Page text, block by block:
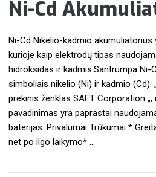
Ni-Cd
Ni-Cd Nikelio-kadmio akumuliatorius
kurioje kaip elektrodų tipas
hidroksidas ir kadmis.Santrumpa Ni-
simboliais nikelio (Ni) ir kadmio (Cd):
prekinis ženklas SAFT Corporation
pavadinimas yra paprastai
baterijas. Privalumai Trūkumai *
net po ilgo laikymo* …